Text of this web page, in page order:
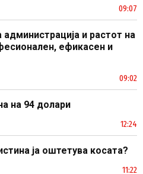
09:07
и растот на
ефикасен и
09:02
на 94 долари
12:24
ја оштетува косата?
11:22